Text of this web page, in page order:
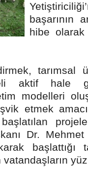
başarının
hibe olarak
aktif hale
modelleri
etmek
Dr.
başlattığı
vatandaşların